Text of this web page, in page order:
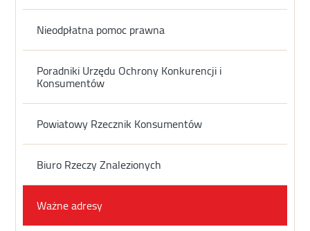
Nieodpłatna pomoc prawna
Poradniki Urzędu Ochrony Konkurencji i
Konsumentów
Powiatowy Rzecznik Konsumentów
Biuro Rzeczy Znalezionych
Ważne adresy